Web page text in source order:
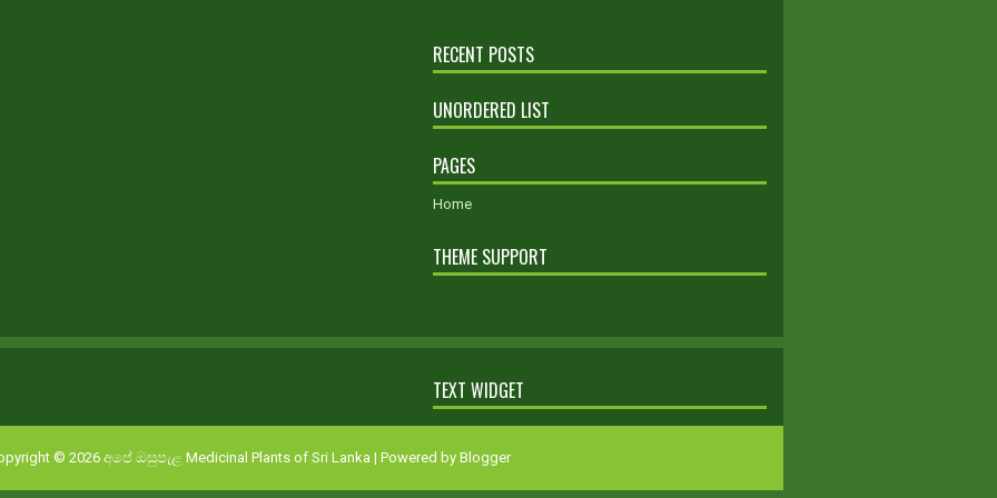
RECENT POSTS
UNORDERED LIST
PAGES
Home
THEME SUPPORT
TEXT WIDGET
© 2026 අපේ ඔසුපැළ Medicinal Plants of Sri Lanka | Powered by Blogger